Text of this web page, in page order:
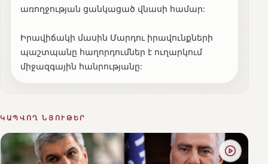
առողջության ցանկացած վնասի համար:
Իրավիճակի մասին Մարդու իրավունքների
պաշտպանը հաղորդումներ է ուղարկում
միջազգային հանրությանը:
ԿԱՊՎՈՂ ՆՅՈՒԹԵՐ